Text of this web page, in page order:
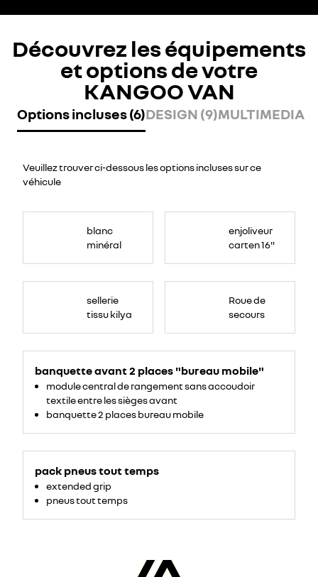
Découvrez les équipements
et options de votre
KANGOO VAN
Options incluses (6)DESIGN (9)MULTIMEDIA
Veuillez trouver ci-dessous les options incluses sur ce
véhicule
blanc
minéral
enjoliveur
carten 16"
sellerie
tissu kilya
banquette avant 2 places "bureau mobile"
module central de rangement sans accoudoir
textile entre les sièges avant
banquette 2 places bureau mobile
Roue de
secours
pack pneus tout temps
extended grip
pneus tout temps